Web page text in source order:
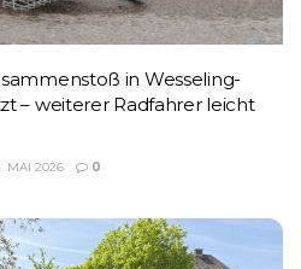
in Wesseling-
– weiterer Radfahrer leicht
MAI 2026 0